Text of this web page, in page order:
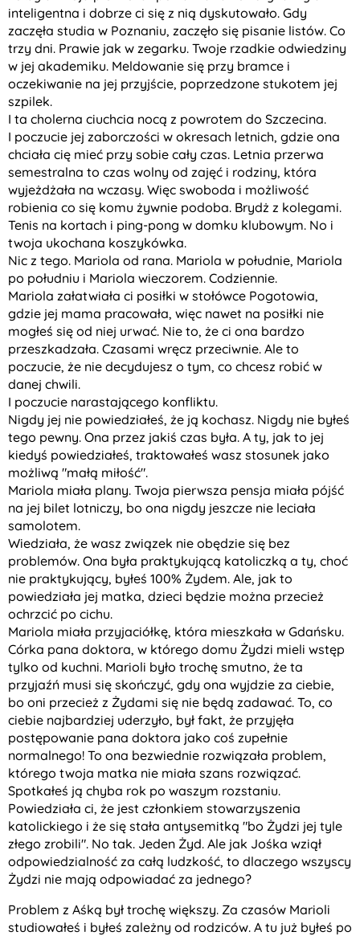
inteligentna i dobrze ci się z nią dyskutowało. Gdy
zaczęła studia w Poznaniu, zaczęło się pisanie listów. Co
trzy dni. Prawie jak w zegarku. Twoje rzadkie odwiedziny
w jej akademiku. Meldowanie się przy bramce i
oczekiwanie na jej przyjście, poprzedzone stukotem jej
szpilek.
I ta cholerna ciuchcia nocą z powrotem do Szczecina.
I poczucie jej zaborczości w okresach letnich, gdzie ona
chciała cię mieć przy sobie cały czas. Letnia przerwa
semestralna to czas wolny od zajęć i rodziny, która
wyjeżdżała na wczasy. Więc swoboda i możliwość
robienia co się komu żywnie podoba. Brydż z kolegami.
Tenis na kortach i ping-pong w domku klubowym. No i
twoja ukochana koszykówka.
Nic z tego. Mariola od rana. Mariola w południe, Mariola
po południu i Mariola wieczorem. Codziennie.
Mariola załatwiała ci posiłki w stołówce Pogotowia,
gdzie jej mama pracowała, więc nawet na posiłki nie
mogłeś się od niej urwać. Nie to, że ci ona bardzo
przeszkadzała. Czasami wręcz przeciwnie. Ale to
poczucie, że nie decydujesz o tym, co chcesz robić w
danej chwili.
I poczucie narastającego konfliktu.
Nigdy jej nie powiedziałeś, że ją kochasz. Nigdy nie byłeś
tego pewny. Ona przez jakiś czas była. A ty, jak to jej
kiedyś powiedziałeś, traktowałeś wasz stosunek jako
możliwą "małą miłość".
Mariola miała plany. Twoja pierwsza pensja miała pójść
na jej bilet lotniczy, bo ona nigdy jeszcze nie leciała
samolotem.
Wiedziała, że wasz związek nie obędzie się bez
problemów. Ona była praktykującą katoliczką a ty, choć
nie praktykujący, byłeś 100% Żydem. Ale, jak to
powiedziała jej matka, dzieci będzie można przecież
ochrzcić po cichu.
Mariola miała przyjaciółkę, która mieszkała w Gdańsku.
Córka pana doktora, w którego domu Żydzi mieli wstęp
tylko od kuchni. Marioli było trochę smutno, że ta
przyjaźń musi się skończyć, gdy ona wyjdzie za ciebie,
bo oni przecież z Żydami się nie będą zadawać. To, co
ciebie najbardziej uderzyło, był fakt, że przyjęła
postępowanie pana doktora jako coś zupełnie
normalnego! To ona bezwiednie rozwiązała problem,
którego twoja matka nie miała szans rozwiązać.
Spotkałeś ją chyba rok po waszym rozstaniu.
Powiedziała ci, że jest członkiem stowarzyszenia
katolickiego i że się stała antysemitką "bo Żydzi jej tyle
złego zrobili". No tak. Jeden Żyd. Ale jak Jośka wziął
odpowiedzialność za całą ludzkość, to dlaczego wszyscy
Żydzi nie mają odpowiadać za jednego?
Problem z Aśką był trochę większy. Za czasów Marioli
studiowałeś i byłeś zależny od rodziców. A tu już byłeś po